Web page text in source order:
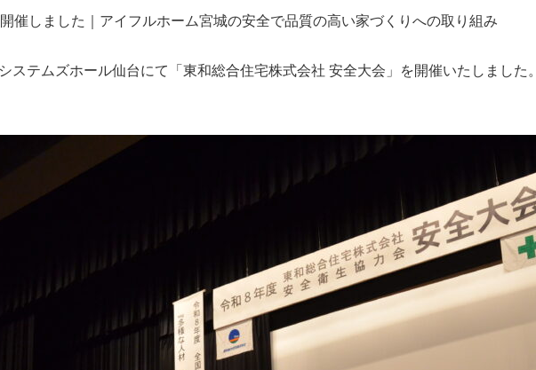
催しました｜アイフルホーム宮城の安全で品質の高い家づくりへの取り組み
ステムズホール仙台にて「東和総合住宅株式会社 安全大会」を開催いたしました。